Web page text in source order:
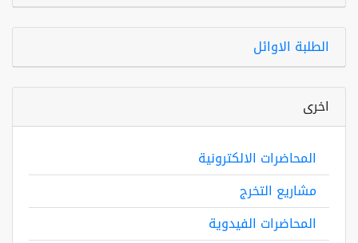
الطلبة الاوائل
اخرى
المحاضرات الالكترونية
مشاريع التخرج
المحاضرات الفيدوية